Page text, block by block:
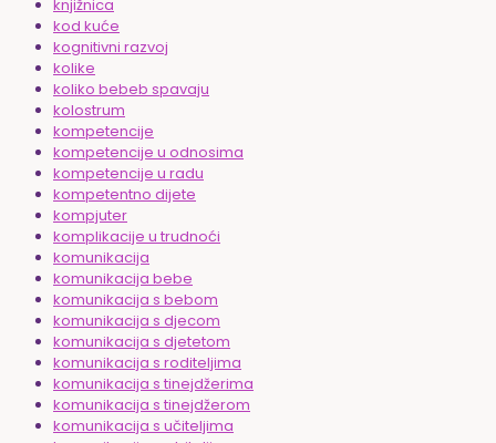
knjižnica
kod kuće
kognitivni razvoj
kolike
koliko bebeb spavaju
kolostrum
kompetencije
kompetencije u odnosima
kompetencije u radu
kompetentno dijete
kompjuter
komplikacije u trudnoći
komunikacija
komunikacija bebe
komunikacija s bebom
komunikacija s djecom
komunikacija s djetetom
komunikacija s roditeljima
komunikacija s tinejdžerima
komunikacija s tinejdžerom
komunikacija s učiteljima